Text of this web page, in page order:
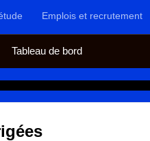
Emplois et recrutement
Tableau de bord